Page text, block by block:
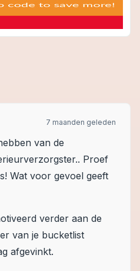
7 maanden geleden
van de
Proef
Wat voor gevoel geeft
verder aan de
van je bucketlist
afgevinkt.